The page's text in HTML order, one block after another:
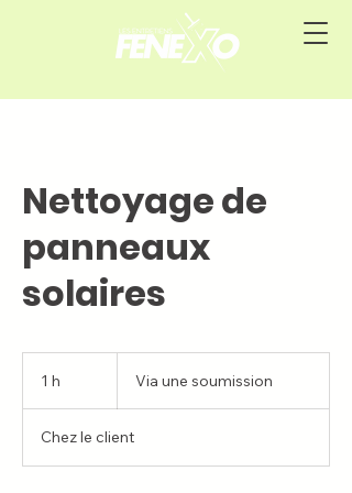
Nettoyage de
panneaux
solaires
1 h
soumission
Via une soumission
Chez le client